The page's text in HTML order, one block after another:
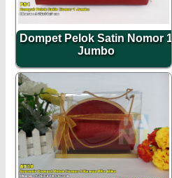
Dompet Pelok Satin Nomor 1
Jumbo